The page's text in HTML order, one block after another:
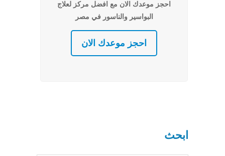
احجز موعدك الان مع افضل مركز لعلاج
البواسير والناسور في مصر
احجز موعدك الان
ابحث